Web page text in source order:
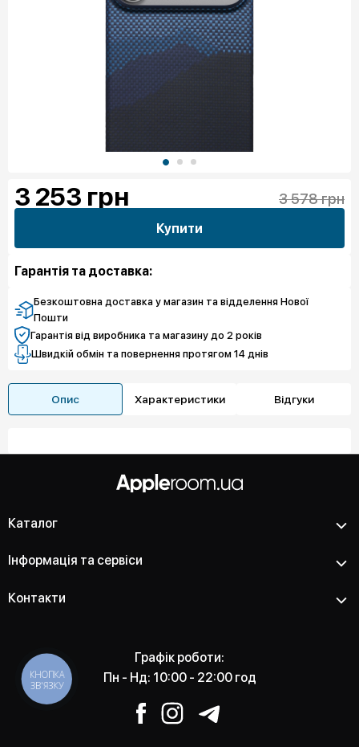
3 253 грн 3 578 грн
Купити
Гарантія та доставка:
Безкоштовна доставка у магазин та відделення Нової
Пошти
Гарантія від виробника та магазину до 2 років
Швидкій обмін та повернення протягом 14 днів
Опис Характеристики Відгуки
Каталог
Інформація та сервіси
Контакти
Графік роботи:
Пн - Нд: 10:00 - 22:00 год
КНОПКА
ЗВ'ЯЗКУ